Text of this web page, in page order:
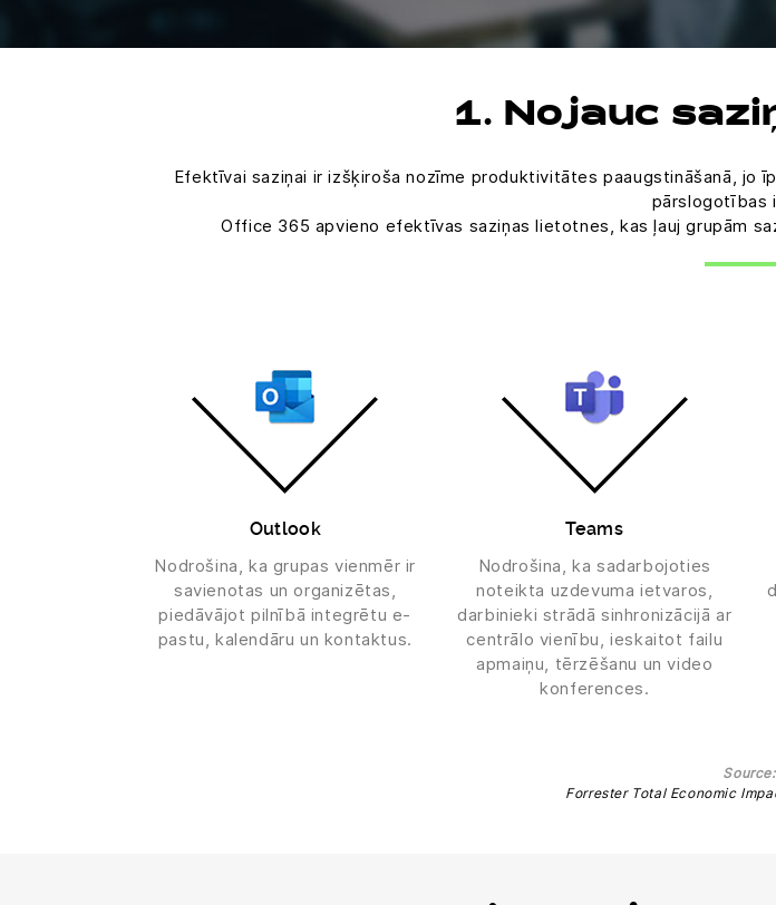
1. Nojauc
Efektīvai saziņai ir izšķiroša nozīme produktivitātes paaugstināšanā, jo
pārslogotības
Office 365 apvieno efektīvas saziņas lietotnes, kas ļauj grupām
Outlook
Nodrošina, ka grupas vienmēr ir
savienotas un organizētas,
piedāvājot pilnībā integrētu e-
pastu, kalendāru un kontaktus.
Teams
Nodrošina, ka sadarbojoties
noteikta uzdevuma ietvaros,
darbinieki strādā sinhronizācijā ar
centrālo vienību, ieskaitot failu
apmaiņu, tērzēšanu un video
konferences.
Source:
Forrester Total Economic